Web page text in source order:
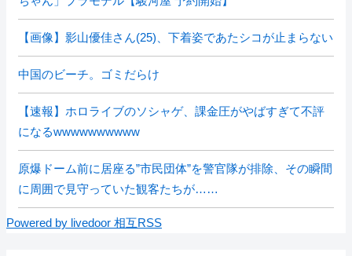
【画像】影山優佳さん(25)、下着姿であたシコが止まらない
中国のビーチ。ゴミだらけ
【速報】ホロライブのソシャゲ、課金圧がやばすぎて不評
になるwwwwwwwwww
原爆ドーム前に居座る”市民団体”を警官隊が排除、その瞬間
に周囲で見守っていた観客たちが……
Powered by livedoor 相互RSS